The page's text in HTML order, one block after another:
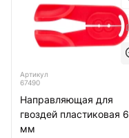
Артикул
67490
Направляющая для
гвоздей пластиковая
мм